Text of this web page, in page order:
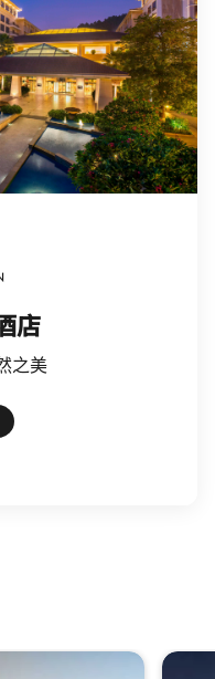
Le Meridien
店​
之美
卡。